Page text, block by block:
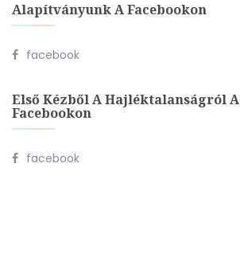
Alapítványunk A Facebookon
facebook
Első Kézből A Hajléktalanságról A
Facebookon
facebook